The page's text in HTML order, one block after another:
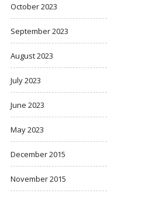
October 2023
September 2023
August 2023
July 2023
June 2023
May 2023
December 2015
November 2015